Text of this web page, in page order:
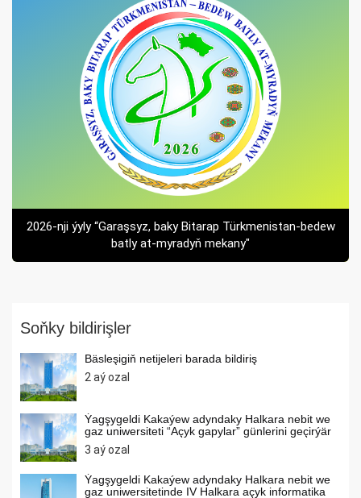
2026-nji ýyly “Garaşsyz, baky Bitarap Türkmenistan-bedew
batly at-myradyň mekany"
Soňky bildirişler
Bäsleşigiň netijeleri barada bildiriş
2 aý ozal
Ýagşygeldi Kakaýew adyndaky Halkara nebit we
gaz uniwersiteti “Açyk gapylar” günlerini geçirýär
3 aý ozal
Ýagşygeldi Kakaýew adyndaky Halkara nebit we
gaz uniwersitetinde IV Halkara açyk informatika